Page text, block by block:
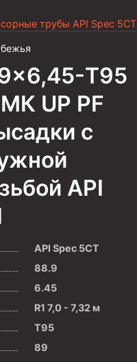
трубы API Spec 5CT
T95
UP PF
с
API
API Spec 5CT
88.9
6.45
R1 7,0 - 7,32 м
Т95
89